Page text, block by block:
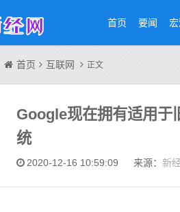
首页 要闻
首页 互联网 正文
Google现在拥有适用
统
2020-12-16 10:59:09 来源： 新